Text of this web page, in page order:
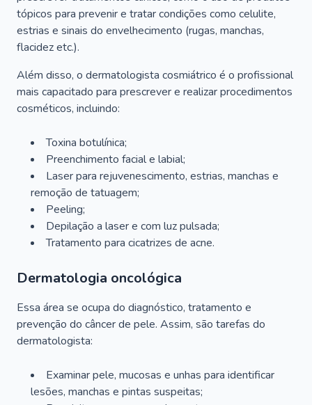
tópicos para prevenir e tratar condições como celulite,
estrias e sinais do envelhecimento (rugas, manchas,
flacidez etc.).
Além disso, o dermatologista cosmiátrico é o profissional
mais capacitado para prescrever e realizar procedimentos
cosméticos, incluindo:
Toxina botulínica;
Preenchimento facial e labial;
Laser para rejuvenescimento, estrias, manchas e
remoção de tatuagem;
Peeling;
Depilação a laser e com luz pulsada;
Tratamento para cicatrizes de acne.
Dermatologia oncológica
Essa área se ocupa do diagnóstico, tratamento e
prevenção do câncer de pele. Assim, são tarefas do
dermatologista:
Examinar pele, mucosas e unhas para identificar
lesões, manchas e pintas suspeitas;